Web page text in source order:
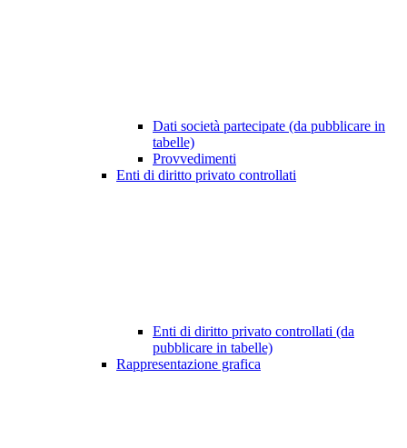
Dati società partecipate (da pubblicare in
tabelle)
Provvedimenti
Enti di diritto privato controllati
Enti di diritto privato controllati (da
pubblicare in tabelle)
Rappresentazione grafica